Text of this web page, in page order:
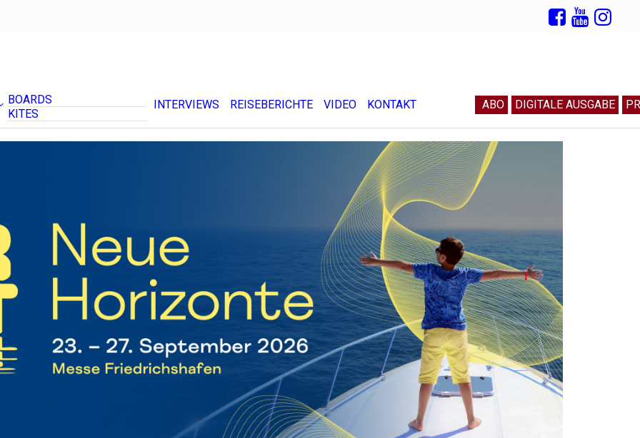
BOARDS
KITES
INTERVIEWS REISEBERICHTE VIDEO KONTAKT ABO DIGITALE AUSGABE